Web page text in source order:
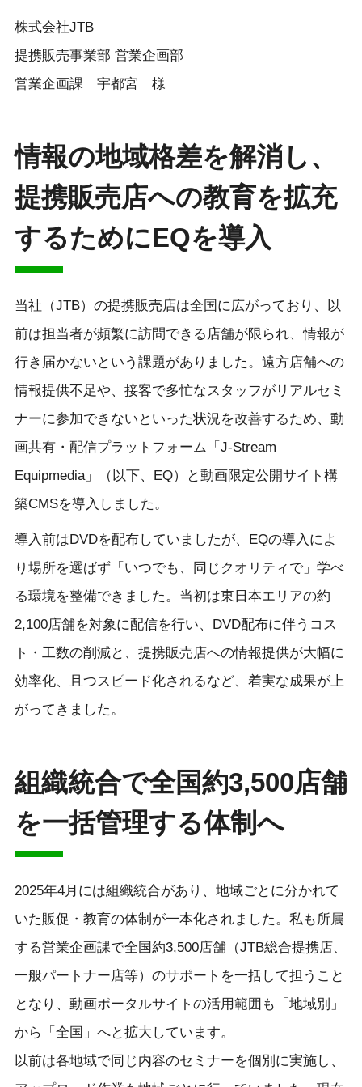
株式会社JTB
提携販売事業部 営業企画部
営業企画課 宇都宮 様
情報の地域格差を解消し、
提携販売店への教育を拡充
するためにEQを導入
当社（JTB）の提携販売店は全国に広がっており、以
前は担当者が頻繁に訪問できる店舗が限られ、情報が
行き届かないという課題がありました。遠方店舗への
情報提供不足や、接客で多忙なスタッフがリアルセミ
ナーに参加できないといった状況を改善するため、動
画共有・配信プラットフォーム「J-Stream
Equipmedia」（以下、EQ）と動画限定公開サイト構
築CMSを導入しました。
導入前はDVDを配布していましたが、EQの導入によ
り場所を選ばず「いつでも、同じクオリティで」学べ
る環境を整備できました。当初は東日本エリアの約
2,100店舗を対象に配信を行い、DVD配布に伴うコス
ト・工数の削減と、提携販売店への情報提供が大幅に
効率化、且つスピード化されるなど、着実な成果が上
がってきました。
組織統合で全国約3,500店舗
を一括管理する体制へ
2025年4月には組織統合があり、地域ごとに分かれて
いた販促・教育の体制が一本化されました。私も所属
する営業企画課で全国約3,500店舗（JTB総合提携店、
一般パートナー店等）のサポートを一括して担うこと
となり、動画ポータルサイトの活用範囲も「地域別」
から「全国」へと拡大しています。
以前は各地域で同じ内容のセミナーを個別に実施し、